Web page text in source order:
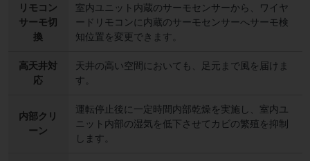
リモコン
サーモ切
換
室内ユニット内蔵のサーモセンサーから、ワイヤ
ードリモコンに内蔵のサーモセンサーへサーモ検
知位置を変更できます。
高天井対
応
天井の高い空間においても、足元まで風を届けま
す。
内部クリ
ーン
運転停止後に一定時間内部乾燥を実施し、室内ユ
ニット内部の湿気を低下させてカビの繁殖を抑制
します。